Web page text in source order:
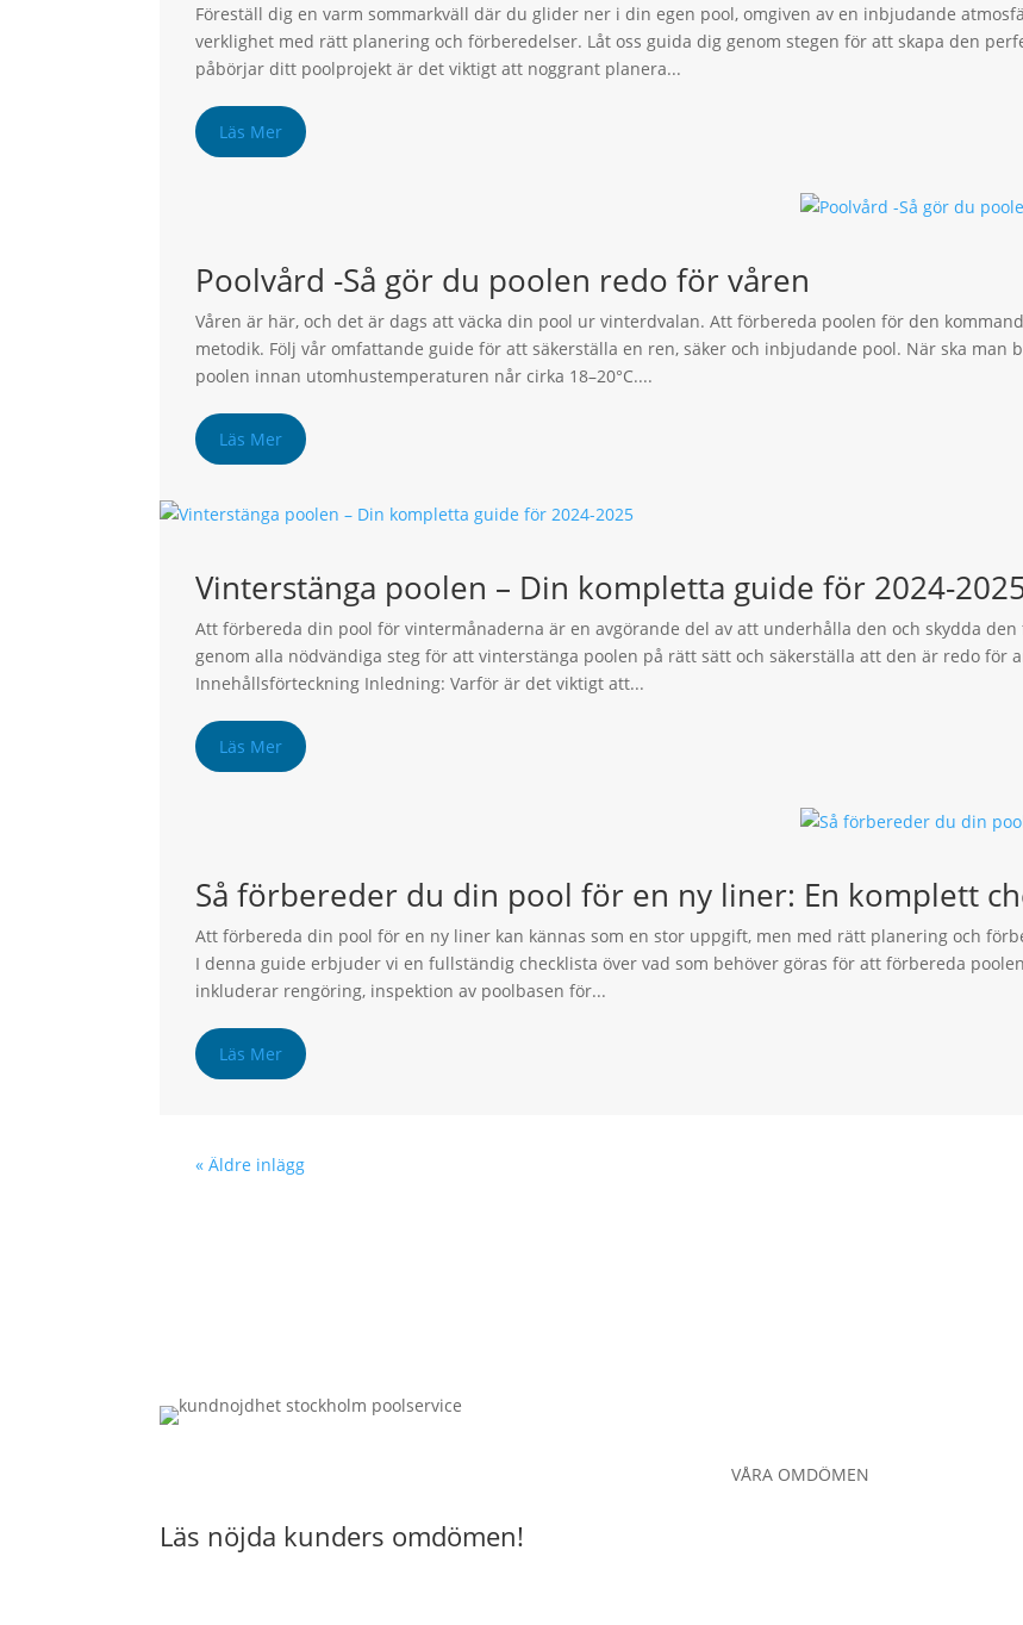
Föreställ dig en varm sommarkväll där du glider ner i din egen pool, omgiven av en inbjudande
verklighet med rätt planering och förberedelser. Låt oss guida dig genom stegen för att skapa den
påbörjar ditt poolprojekt är det viktigt att noggrant planera...
Läs Mer
Poolvård -Så gör du poolen redo för våren
Våren är här, och det är dags att väcka din pool ur vinterdvalan. Att förbereda poolen för den
metodik. Följ vår omfattande guide för att säkerställa en ren, säker och inbjudande pool. När ska man
poolen innan utomhustemperaturen når cirka 18–20°C....
Läs Mer
Vinterstänga poolen – Din kompletta guide för 2024-
Att förbereda din pool för vintermånaderna är en avgörande del av att underhålla den och skydda
genom alla nödvändiga steg för att vinterstänga poolen på rätt sätt och säkerställa att den är redo för
Innehållsförteckning Inledning: Varför är det viktigt att...
Läs Mer
Så förbereder du din pool för en ny liner: En komplett
Att förbereda din pool för en ny liner kan kännas som en stor uppgift, men med rätt planering och
I denna guide erbjuder vi en fullständig checklista över vad som behöver göras för att förbereda
inkluderar rengöring, inspektion av poolbasen för...
Läs Mer
« Äldre inlägg
VÅRA OMDÖMEN
Läs nöjda kunders omdömen!